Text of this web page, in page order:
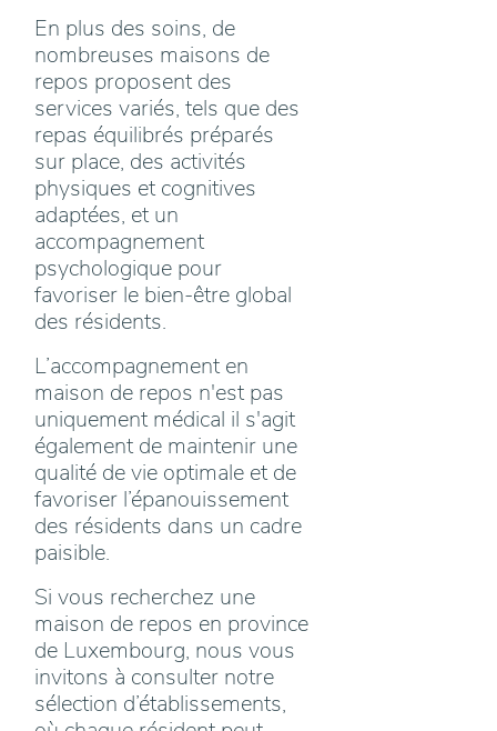
En plus des soins, de
nombreuses maisons de
repos proposent des
services variés, tels que des
repas équilibrés préparés
sur place, des activités
physiques et cognitives
adaptées, et un
accompagnement
psychologique pour
favoriser le bien-être global
des résidents.
L’accompagnement en
maison de repos n'est pas
uniquement médical il s'agit
également de maintenir une
qualité de vie optimale et de
favoriser l’épanouissement
des résidents dans un cadre
paisible.
Si vous recherchez une
maison de repos en province
de Luxembourg, nous vous
invitons à consulter notre
sélection d’établissements,